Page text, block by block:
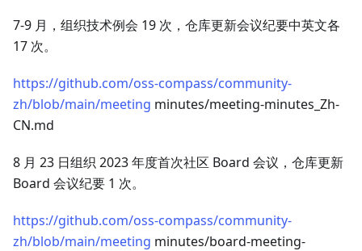
7-9 月，组织技术例会 19 次，仓库更新会议纪要中英文各
17 次。
https://github.com/oss-compass/community-
zh/blob/main/meeting minutes/meeting-minutes_Zh-
CN.md
8 月 23 日组织 2023 年度首次社区 Board 会议，仓库更新
Board 会议纪要 1 次。
https://github.com/oss-compass/community-
zh/blob/main/meeting minutes/board-meeting-